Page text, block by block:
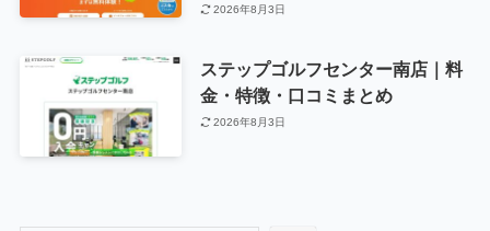
2026年8月3日
ステップゴルフセンター南店｜料
金・特徴・口コミまとめ
2026年8月3日